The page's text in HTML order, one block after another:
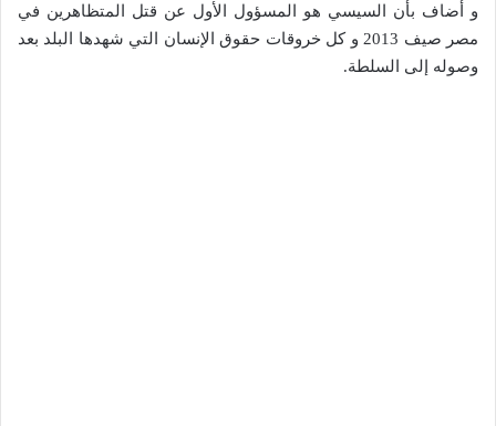
و أضاف بأن السيسي هو المسؤول الأول عن قتل المتظاهرين في
مصر صيف 2013 و كل خروقات حقوق الإنسان التي شهدها البلد بعد
وصوله إلى السلطة.